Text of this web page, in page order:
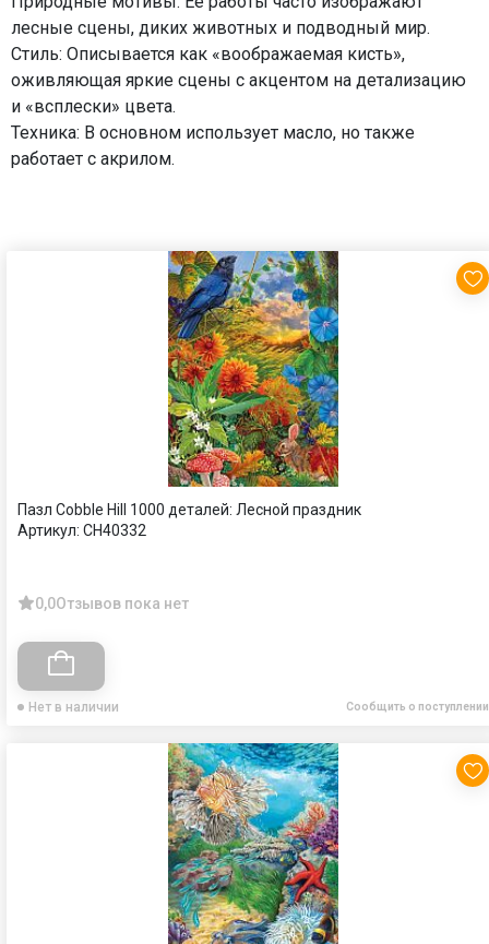
лесные сцены, диких животных и подводный мир.
Стиль: Описывается как «воображаемая кисть»,
оживляющая яркие сцены с акцентом на детализацию
и «всплески» цвета.
Техника: В основном использует масло, но также
работает с акрилом.
Пазл Cobble Hill 1000 деталей: Лесной праздник
Артикул: CH40332
0,0Отзывов пока нет
Нет в наличии Сообщить о поступлении